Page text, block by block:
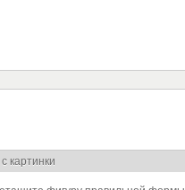
картинки